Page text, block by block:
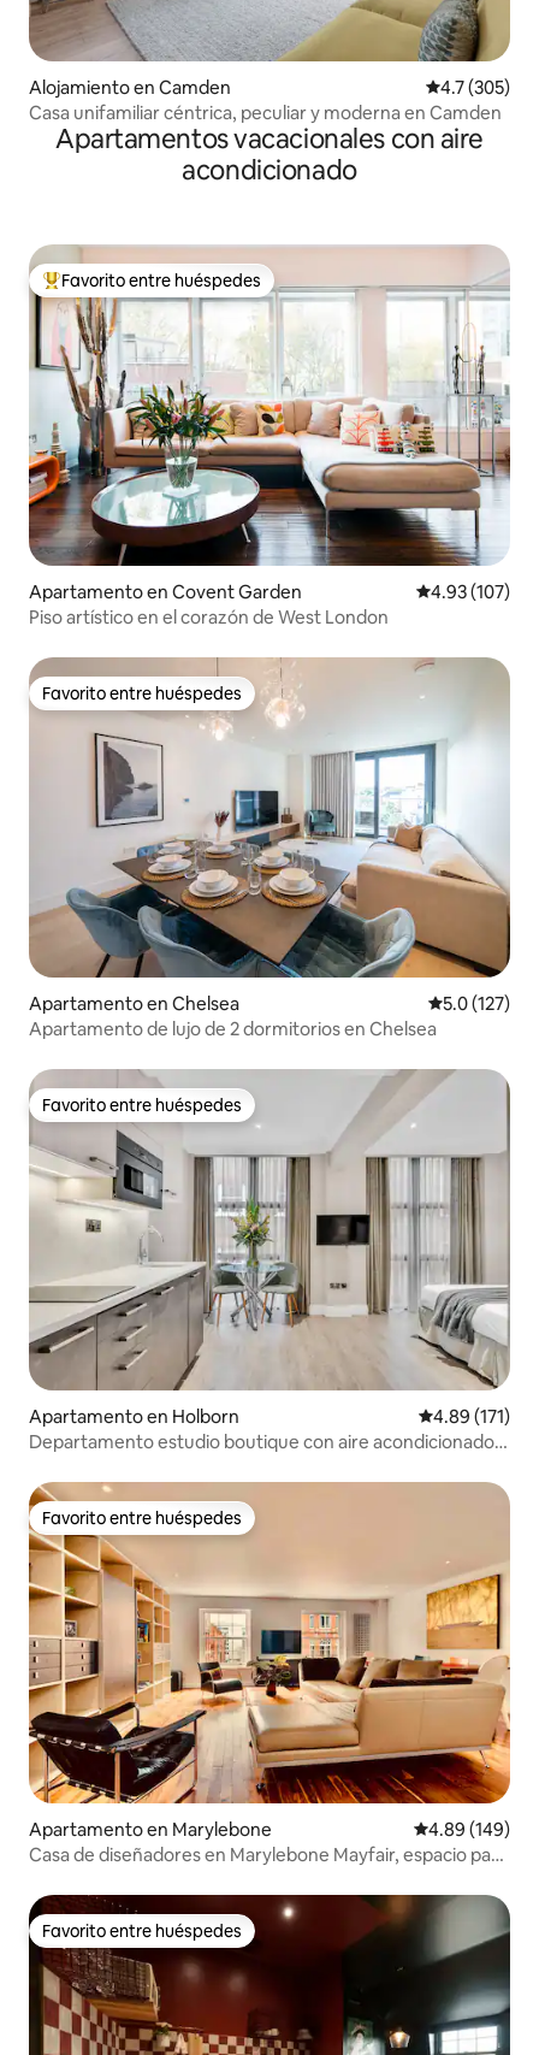
Alojamiento en Camden Calificación
4.7 (305)
Casa unifamiliar céntrica, peculiar y moderna en Camden
Apartamentos vacacionales con aire
acondicionado
Favorito entre huéspedes preferido
Favorito entre huéspedes
Apartamento en Covent Garden Calificación
4.93 (107)
Piso artístico en el corazón de West London
Favorito entre huéspedes
Favorito entre huéspedes
Apartamento en Chelsea Calificación
5.0 (127)
Apartamento de lujo de 2 dormitorios en Chelsea
Favorito entre huéspedes
Favorito entre huéspedes
Apartamento en Holborn Calificación
4.89 (171)
Departamento estudio boutique con aire acondicionado,
Favorito entre huéspedes
Favorito entre huéspedes
Apartamento en Marylebone Calificación
4.89 (149)
Casa de diseñadores en Marylebone Mayfair, espacio para
Favorito entre huéspedes
Favorito entre huéspedes